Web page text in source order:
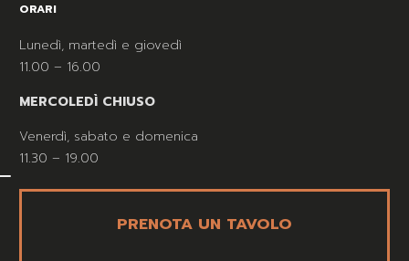
ORARI
Lunedì, martedì e giovedì
11.00 – 16.00
MERCOLEDÌ CHIUSO
Venerdì, sabato e domenica
11.30 – 19.00
PRENOTA UN TAVOLO